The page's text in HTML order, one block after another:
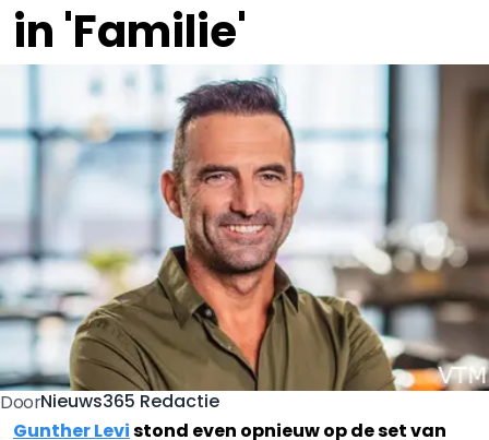
in 'Familie'
DoorNieuws365 Redactie
Gunther Levistond even opnieuw op de set van